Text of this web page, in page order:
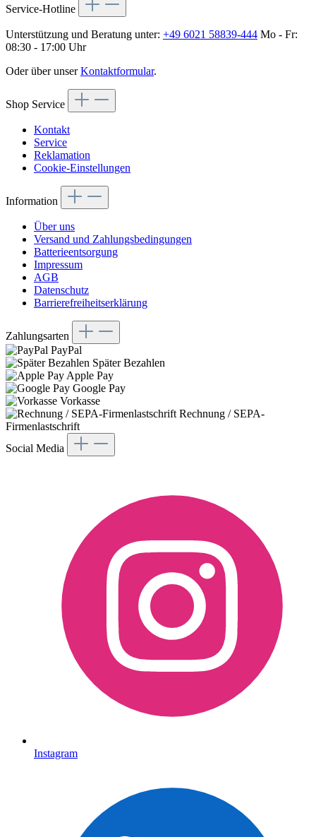
Service-Hotline
Unterstützung und Beratung unter: +49 6021 58839-444 Mo - Fr:
08:30 - 17:00 Uhr
Oder über unserKontaktformular.
Shop Service
Kontakt
Service
Reklamation
Cookie-Einstellungen
Information
Über uns
Versand und Zahlungsbedingungen
Batterieentsorgung
Impressum
AGB
Datenschutz
Barrierefreiheitserklärung
Zahlungsarten
PayPal
Später Bezahlen
Apple Pay
Google Pay
Vorkasse
Rechnung / SEPA-
Firmenlastschrift
Social Media
Instagram